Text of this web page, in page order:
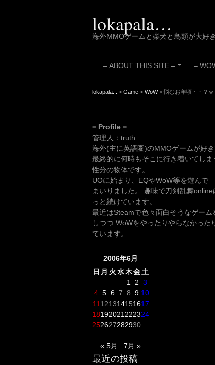
lokapala…
海外MMOゲームと柴犬と鳥類が大好
+
– ABOUT THIS SITE – –
lokapala... > Game > WoW> 悩むお年頃・・？ｗ
= Profile =
管理人：truth
海外(主に英語圏)のMMOゲームが好
最終的に何時もそこに行き着いてしま
性分の物体です。
UOに始まり、EQやWoW等を遊んで
まいりました。 趣味で刀剣乱舞online
っと続けています。
最近はSteamで色々面白そうなゲーム
しつつ WoWをやったりやらなかった
ています。
2006年6月
日 月 火水木金土
1
2 3
4 5 6 7 8 9 10
11 121314151617
18192021 222324
252627282930
« 5月 7月 »
最近の投稿